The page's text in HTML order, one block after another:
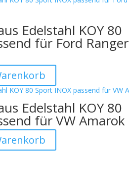
Edelstahl KOY 80
für Ford Ranger
Edelstahl KOY 80
für VW Amarok